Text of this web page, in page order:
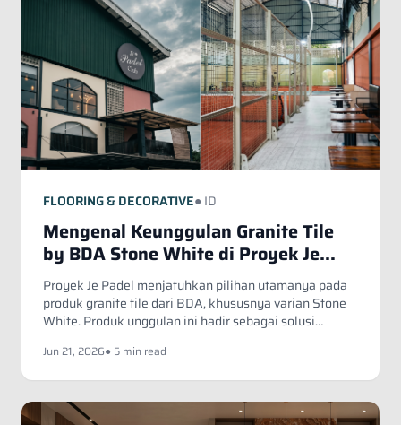
Fill in your data to download our E
Catalogue from BDA
close
Full Name*
Email Address*
Occupation*
Submit
FLOORING & DECORATIVE● ID
Mengenal Keunggulan Granite Tile
by BDA Stone White di Proyek Je
Padel
Proyek Je Padel menjatuhkan pilihan utamanya pada
produk granite tile dari BDA, khususnya varian Stone
White. Produk unggulan ini hadir sebagai solusi
kontemporer yang bersih dengan kekuatan struktural
Jun 21, 2026● 5 min read